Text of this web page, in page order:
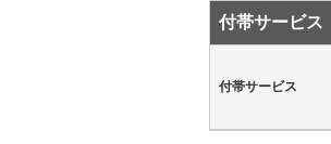
付帯サービス
付帯サービス